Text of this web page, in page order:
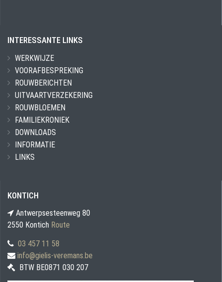
INTERESSANTE LINKS
WERKWIJZE
VOORAFBESPREKING
ROUWBERICHTEN
UITVAARTVERZEKERING
ROUWBLOEMEN
FAMILIEKRONIEK
DOWNLOADS
INFORMATIE
LINKS
KONTICH
Antwerpsesteenweg 80
2550 Kontich Route
03 457 11 58
info@gielis-veremans.be
BTW BE0871 030 207